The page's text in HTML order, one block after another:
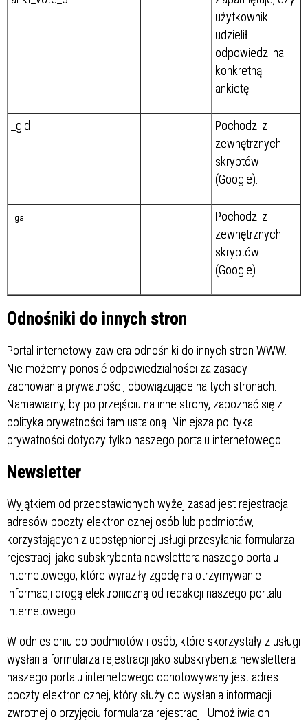
użytkownik
udzielił
odpowiedzi na
konkretną
ankietę
_gid
Pochodzi z
zewnętrznych
skryptów
(Google).
_ga
Pochodzi z
zewnętrznych
skryptów
(Google).
Odnośniki do innych stron
Portal internetowy zawiera odnośniki do innych stron WWW.
Nie możemy ponosić odpowiedzialności za zasady
zachowania prywatności, obowiązujące na tych stronach.
Namawiamy, by po przejściu na inne strony, zapoznać się z
polityka prywatności tam ustaloną. Niniejsza polityka
prywatności dotyczy tylko naszego portalu internetowego.
Newsletter
Wyjątkiem od przedstawionych wyżej zasad jest rejestracja
adresów poczty elektronicznej osób lub podmiotów,
korzystających z udostępnionej usługi przesyłania formularza
rejestracji jako subskrybenta newslettera naszego portalu
internetowego, które wyraziły zgodę na otrzymywanie
informacji drogą elektroniczną od redakcji naszego portalu
internetowego.
W odniesieniu do podmiotów i osób, które skorzystały z usługi
wysłania formularza rejestracji jako subskrybenta newslettera
naszego portalu internetowego odnotowywany jest adres
poczty elektronicznej, który służy do wysłania informacji
zwrotnej o przyjęciu formularza rejestracji. Umożliwia on